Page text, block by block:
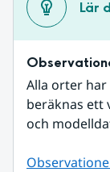
Lär
Alla orter
beräknas ett
och